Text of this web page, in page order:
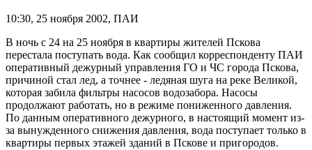
10:30, 25 ноября 2002, ПАИ
В ночь с 24 на 25 ноября в квартиры жителей Пскова
перестала поступать вода. Как сообщил корреспонденту ПАИ
оперативный дежурный управления ГО и ЧС города Пскова,
причиной стал лед, а точнее - ледяная шуга на реке Великой,
которая забила фильтры насосов водозабора. Насосы
продолжают работать, но в режиме пониженного давления.
По данным оперативного дежурного, в настоящий момент из-
за вынужденного снижения давления, вода поступает только в
квартиры первых этажей зданий в Пскове и пригородов.